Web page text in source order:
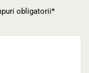
obligatorii*